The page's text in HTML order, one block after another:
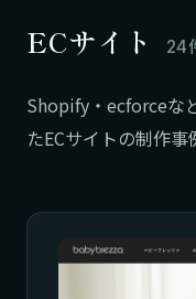
ECサイト 24
Shopify・ecforceな
たECサイトの制作事